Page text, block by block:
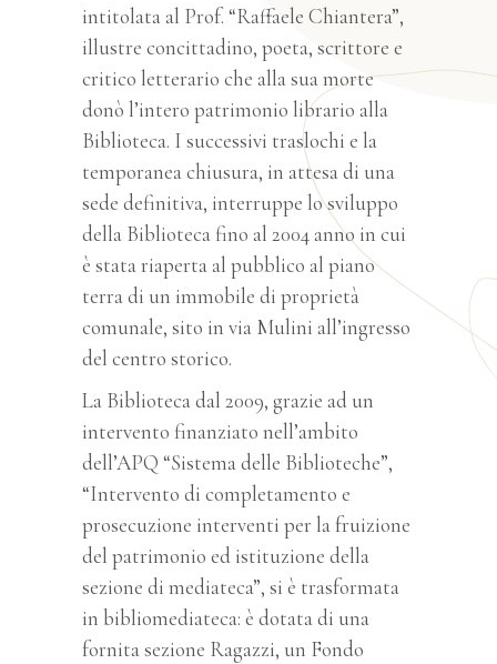
intitolata al Prof. “Raffaele Chiantera”,
illustre concittadino, poeta, scrittore e
critico letterario che alla sua morte
donò l’intero patrimonio librario alla
Biblioteca. I successivi traslochi e la
temporanea chiusura, in attesa di una
sede definitiva, interruppe lo sviluppo
della Biblioteca fino al 2004 anno in cui
è stata riaperta al pubblico al piano
terra di un immobile di proprietà
comunale, sito in via Mulini all’ingresso
del centro storico.
La Biblioteca dal 2009, grazie ad un
intervento finanziato nell’ambito
dell’APQ “Sistema delle Biblioteche”,
“Intervento di completamento e
prosecuzione interventi per la fruizione
del patrimonio ed istituzione della
sezione di mediateca”, si è trasformata
in bibliomediateca: è dotata di una
fornita sezione Ragazzi, un Fondo